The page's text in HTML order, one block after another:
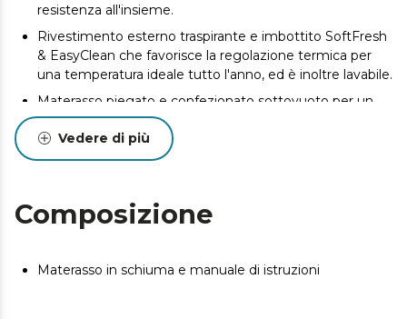
resistenza all'insieme.
Rivestimento esterno traspirante e imbottito SoftFresh
& EasyClean che favorisce la regolazione termica per
una temperatura ideale tutto l'anno, ed è inoltre lavabile.
Materasso piegato e confezionato sottovuoto per un
facile trasporto a casa tua nelle migliori condizioni.
La composizione del materasso aiuta a prevenire la
comparsa di acari, batteri e funghi.
N / A
N / A
Vedere di più
Composizione
Materasso in schiuma e manuale di istruzioni